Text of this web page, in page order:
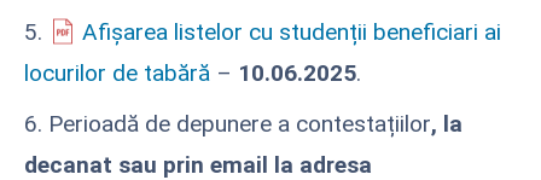
5.
Afișarea listelor cu studenții beneficiari ai
locurilor de tabără – 10.06.2025.
6. Perioadă de depunere a contestațiilor, la
decanat sau prin email la adresa